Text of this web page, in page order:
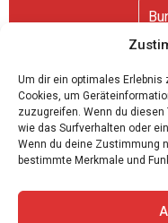
Um dir ein optimales Erlebnis
Cookies, um
zuzugreifen. Wenn du
wie das Surfverhalten oder
Wenn du deine Zustimmung
bestimmte Merkmale und